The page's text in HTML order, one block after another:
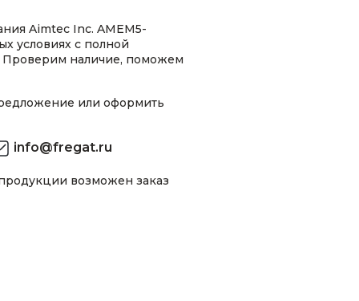
Aimtec Inc. AMEM5-
условиях с полной
наличие, поможем
или оформить
info@fregat.ru
возможен заказ